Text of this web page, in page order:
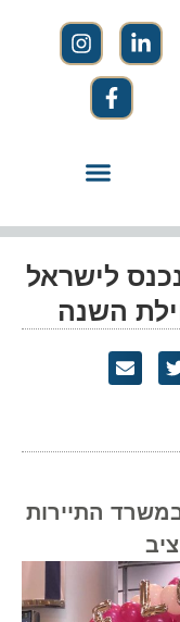
לישראל
התיירות